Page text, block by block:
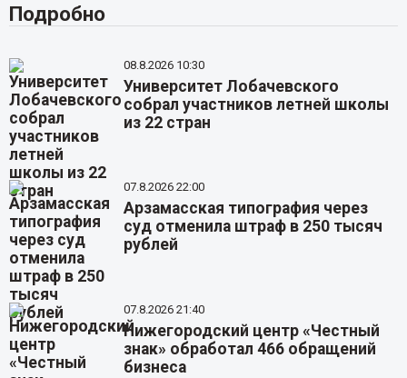
Подробно
08.8.2026 10:30
Университет Лобачевского
собрал участников летней школы
из 22 стран
07.8.2026 22:00
Арзамасская типография через
суд отменила штраф в 250 тысяч
рублей
07.8.2026 21:40
Нижегородский центр «Честный
знак» обработал 466 обращений
бизнеса